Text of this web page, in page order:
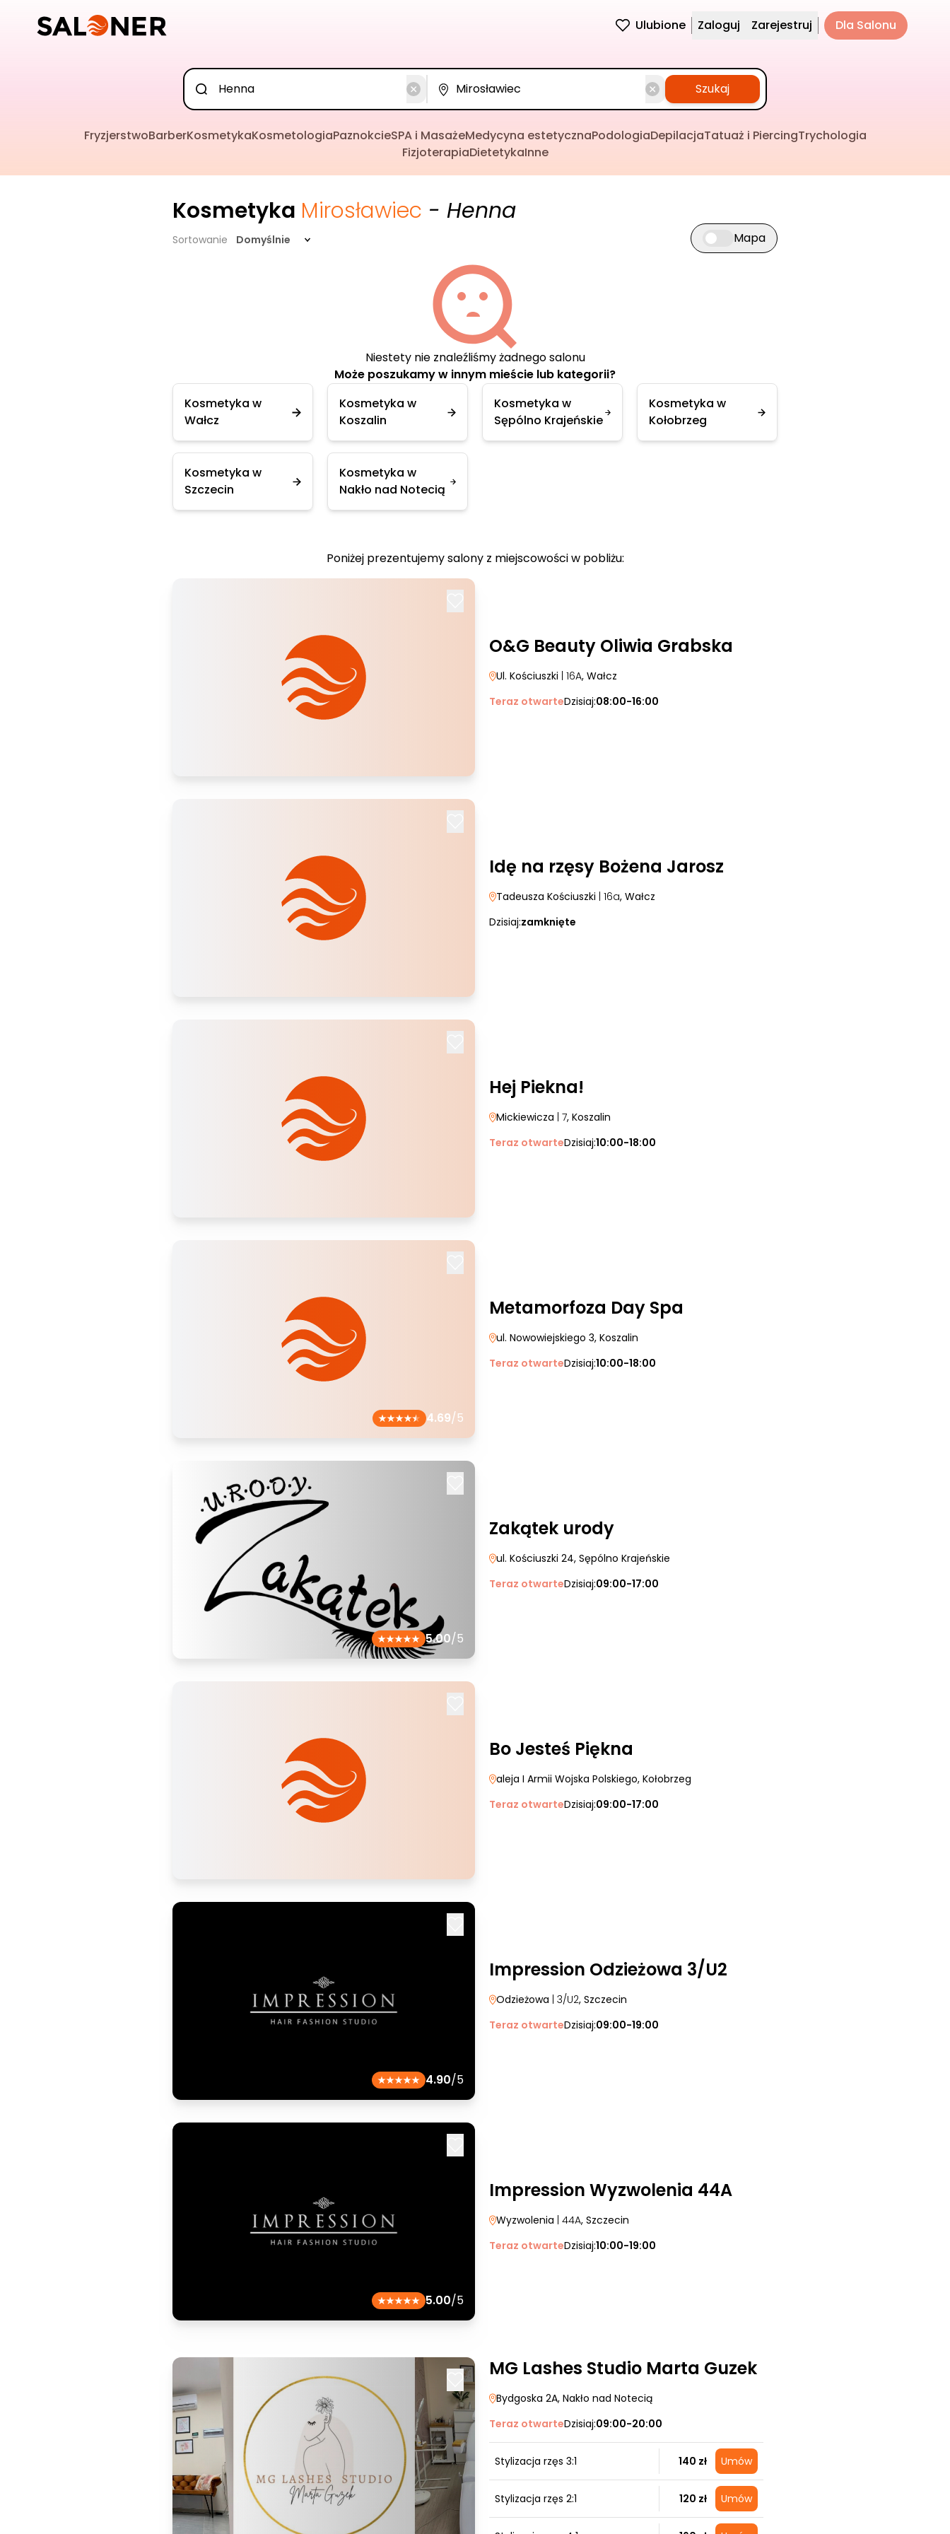
Ulubione Zaloguj Zarejestruj Dla Salonu
Szukaj
FryzjerstwoBarberKosmetykaKosmetologiaPaznokcieSPA i MasażeMedycyna estetycznaPodologiaDepilacjaTatuaż i PiercingTrychologia
FizjoterapiaDietetykaInne
Kosmetyka Mirosławiec - Henna
Sortowanie Domyślnie Przełącz widok mapy
Mapa
Niestety nie znaleźliśmy żadnego salonu
Może poszukamy w innym mieście lub kategorii?
Kosmetyka w
Wałcz
Kosmetyka w
Koszalin
Kosmetyka w
Sępólno Krajeńskie
Kosmetyka w
Kołobrzeg
Kosmetyka w
Szczecin
Kosmetyka w
Nakło nad Notecią
Poniżej prezentujemy salony z miejscowości w pobliżu:
O&G Beauty Oliwia Grabska
Ul. Kościuszki | 16A, Wałcz
Teraz otwarteDzisiaj:08:00-16:00
Idę na rzęsy Bożena Jarosz
Tadeusza Kościuszki | 16a, Wałcz
Dzisiaj:zamknięte
Hej Piekna!
Mickiewicza | 7, Koszalin
Teraz otwarteDzisiaj:10:00-18:00
4.69/5
Metamorfoza Day Spa
ul. Nowowiejskiego 3, Koszalin
Teraz otwarteDzisiaj:10:00-18:00
5.00/5
Zakątek urody
ul. Kościuszki 24, Sępólno Krajeńskie
Teraz otwarteDzisiaj:09:00-17:00
Bo Jesteś Piękna
aleja I Armii Wojska Polskiego, Kołobrzeg
Teraz otwarteDzisiaj:09:00-17:00
4.90/5
Impression Odzieżowa 3/U2
Odzieżowa | 3/U2, Szczecin
Teraz otwarteDzisiaj:09:00-19:00
5.00/5
Impression Wyzwolenia 44A
Wyzwolenia | 44A, Szczecin
Teraz otwarteDzisiaj:10:00-19:00
MG Lashes Studio Marta Guzek
Bydgoska 2A, Nakło nad Notecią
Teraz otwarteDzisiaj:09:00-20:00
Stylizacja rzęs 3:1 140 zł Umów
Stylizacja rzęs 2:1 120 zł Umów